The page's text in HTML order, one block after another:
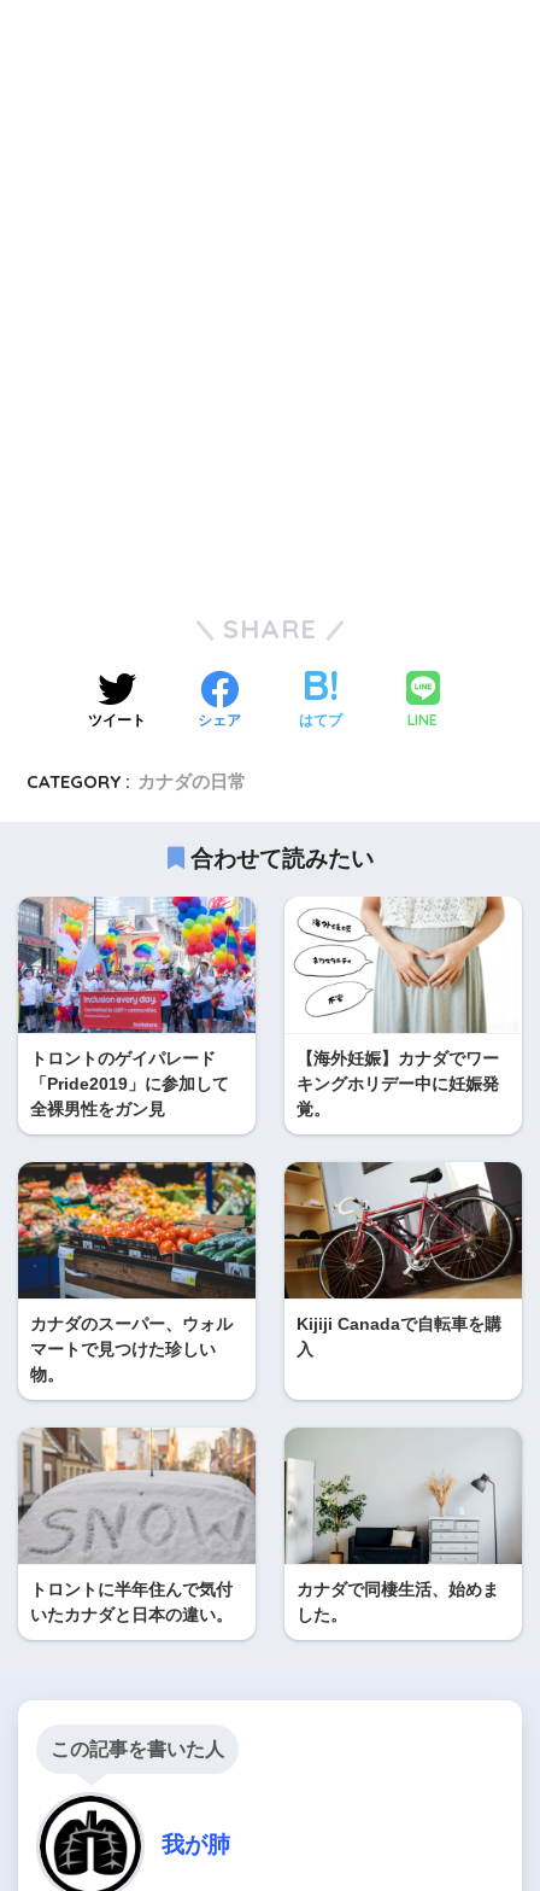
SHARE
ツイート シェア はてブ LINE
CATEGORY : カナダの日常
合わせて読みたい
トロントのゲイパレード
「Pride2019」に参加して
全裸男性をガン見
【海外妊娠】カナダでワー
キングホリデー中に妊娠発
覚。
カナダのスーパー、ウォル
マートで見つけた珍しい
物。
Kijiji Canadaで自転車を購
入
トロントに半年住んで気付
いたカナダと日本の違い。
カナダで同棲生活、始めま
した。
この記事を書いた人
我が肺